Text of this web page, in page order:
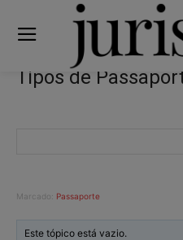
Tipos de
Marcado: Passaporte
Este tópico está vazio.